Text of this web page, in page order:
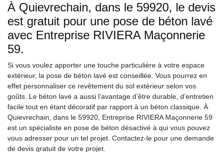
À Quievrechain, dans le 59920, le devis
est gratuit pour une pose de béton lavé
avec Entreprise RIVIERA Maçonnerie
59.
Si vous voulez apporter une touche particulière à votre espace
extérieur, la pose de béton lavé est conseillée. Vous pourrez en
effet personnaliser ce revêtement du sol extérieur selon vos
goûts. Le béton lavé a aussi l’avantage d’être durable, d’entretien
facile tout en étant décoratif par rapport à un béton classique. À
Quievrechain, dans le 59920, Entreprise RIVIERA Maçonnerie 59
est un spécialiste en pose de béton désactivé à qui vous pouvez
vous adresser pour un tel projet. Contactez-le pour une demande
de devis gratuit de votre projet.